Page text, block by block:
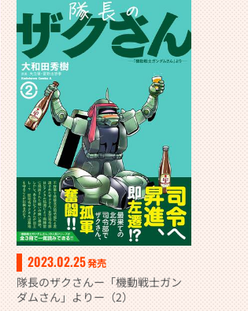
2023.02.25発売
隊長のザクさんー「機動戦士ガン
ダムさん」よりー（2）